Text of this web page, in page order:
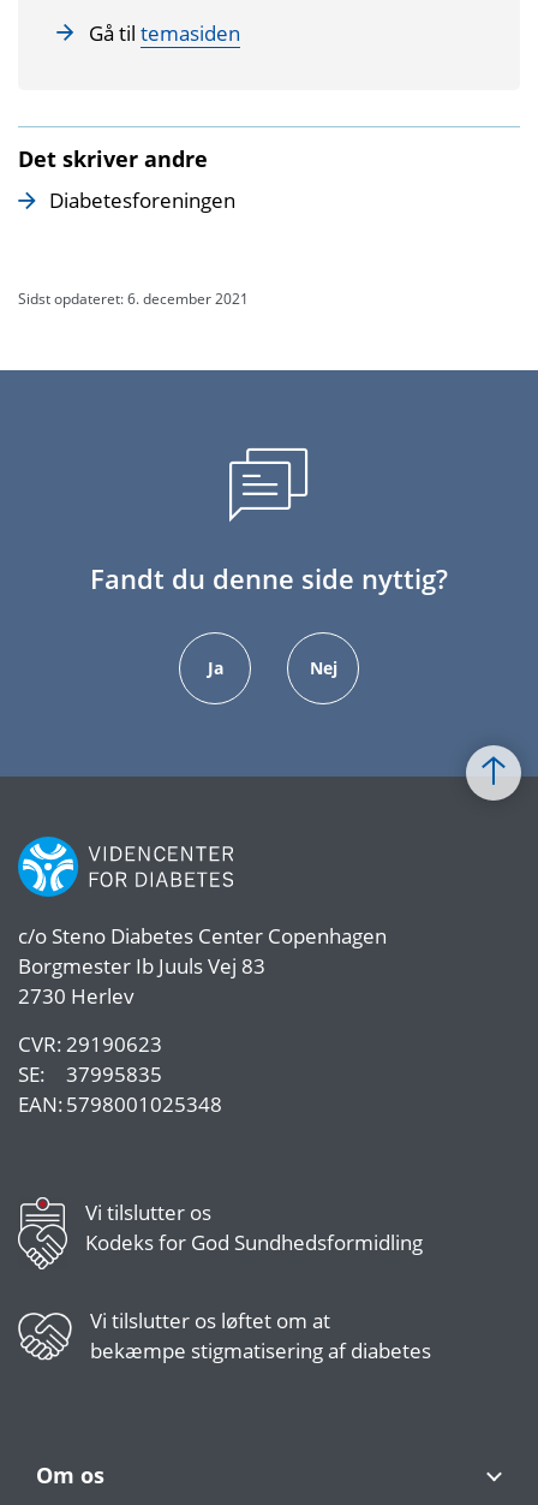
Gå til temasiden
Det skriver andre
Diabetesforeningen
Sidst opdateret: 6. december 2021
Fandt du denne side nyttig?
Ja Nej
c/o Steno Diabetes Center Copenhagen
Borgmester Ib Juuls Vej 83
2730 Herlev
CVR:29190623
SE:
37995835
EAN:5798001025348
Vi tilslutter os
Kodeks for God Sundhedsformidling
Vi tilslutter os løftet om at
bekæmpe stigmatisering af diabetes
Om os